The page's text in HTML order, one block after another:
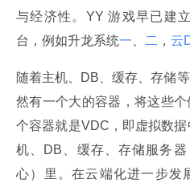
与经济性。YY 游戏早已建
台，例如升龙系统一 二 ， 云
随着主机、DB、缓存、存储
然有一个大的容器，将这些
个容器就是VDC，即虚拟数
机、DB、缓存、存储服务
心）里。在云端化进一步发